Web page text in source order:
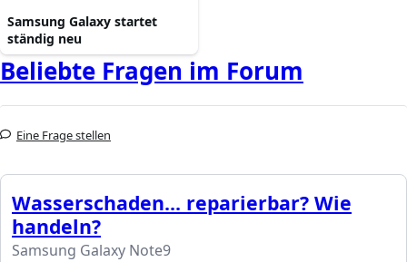
Samsung Galaxy startet
ständig neu
Beliebte Fragen im Forum
Eine Frage stellen
Wasserschaden... reparierbar? Wie
handeln?
Samsung Galaxy Note9